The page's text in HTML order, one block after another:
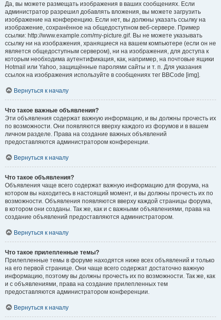
Да, вы можете размещать изображения в ваших сообщениях. Если
администратор разрешил добавлять вложения, вы можете загрузить
изображение на конференцию. Если нет, вы должны указать ссылку на
изображение, сохранённое на общедоступном веб-сервере. Пример
ссылки: http://www.example.com/my-picture.gif. Вы не можете указывать
ссылку ни на изображения, хранящиеся на вашем компьютере (если он не
является общедоступным сервером), ни на изображения, для доступа к
которым необходима аутентификация, как, например, на почтовые ящики
Hotmail или Yahoo, защищённые паролями сайты и т. п. Для указания
ссылок на изображения используйте в сообщениях тег BBCode [img].
Вернуться к началу
Что такое важные объявления?
Эти объявления содержат важную информацию, и вы должны прочесть их
по возможности. Они появляются вверху каждого из форумов и в вашем
личном разделе. Права на создание важных объявлений
предоставляются администратором конференции.
Вернуться к началу
Что такое объявления?
Объявления чаще всего содержат важную информацию для форума, на
котором вы находитесь в настоящий момент, и вы должны прочесть их по
возможности. Объявления появляются вверху каждой страницы форума,
в котором они созданы. Так же, как и с важными объявлениями, права на
создание объявлений предоставляются администратором.
Вернуться к началу
Что такое прилепленные темы?
Прилепленные темы в форуме находятся ниже всех объявлений и только
на его первой странице. Они чаще всего содержат достаточно важную
информацию, поэтому вы должны прочесть их по возможности. Так же, как
и с объявлениями, права на создание прилепленных тем
предоставляются администратором конференции.
Вернуться к началу